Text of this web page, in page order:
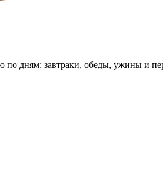
дням: завтраки, обеды, ужины и